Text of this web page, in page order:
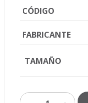
CÓDIGO
FABRICANTE
TAMAÑO